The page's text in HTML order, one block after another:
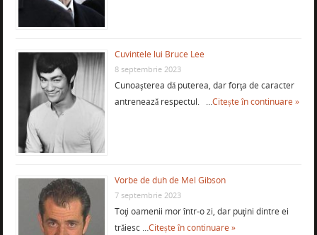
Cuvintele lui Bruce Lee
8 septembrie 2023
Cunoaşterea dă puterea, dar forţa de caracter
antrenează respectul. …Citește în continuare »
Vorbe de duh de Mel Gibson
7 septembrie 2023
Toţi oamenii mor într-o zi, dar puţini dintre ei
trăiesc …Citește în continuare »